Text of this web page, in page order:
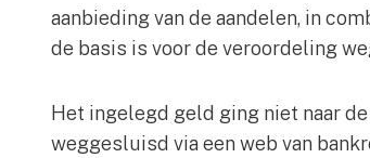
aanbieding van de aandelen, in
de basis is voor de veroordeling
Het ingelegd geld ging niet naar
weggesluisd via een web van